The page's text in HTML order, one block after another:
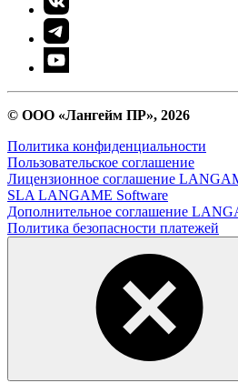
© ООО «Лангейм ПР», 2026
Политика конфиденциальности
Пользовательское соглашение
Лицензионное соглашение
SLA LANGAME Software
Дополнительное соглашение
Политика безопасности платежей